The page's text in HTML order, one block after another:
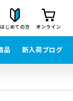
はじめての方 オンライン
品 新入荷ブログ